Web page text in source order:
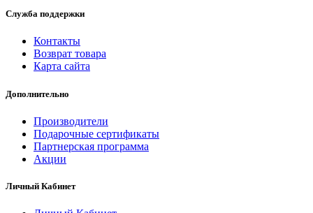
Служба поддержки
Контакты
Возврат товара
Карта сайта
Дополнительно
Производители
Подарочные сертификаты
Партнерская программа
Акции
Личный Кабинет